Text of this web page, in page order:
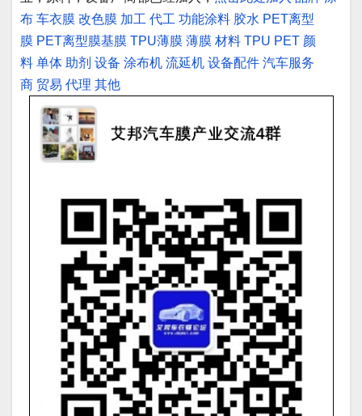
布 车衣膜 改色膜 加工 代工 功能涂料 胶水 PET离型
膜 PET离型膜基膜 TPU薄膜 薄膜 材料 TPU PET 颜
料 单体 助剂 设备 涂布机 流延机 设备配件 汽车服务
商 贸易 代理 其他